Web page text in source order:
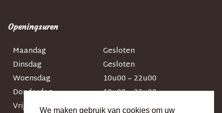
We maken gebruik van cookies om uw
Openingsuren
Maandag
Gesloten
Dinsdag
Gesloten
Woensdag
10u00 – 22u00
Donderdag
10u00 – 22u00
Vrijdag
10u00 – 22u00